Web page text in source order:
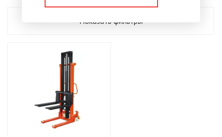
Показать фильтры